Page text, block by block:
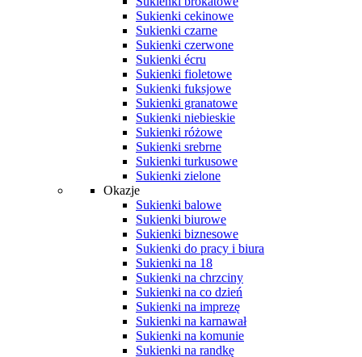
Sukienki cekinowe
Sukienki czarne
Sukienki czerwone
Sukienki écru
Sukienki fioletowe
Sukienki fuksjowe
Sukienki granatowe
Sukienki niebieskie
Sukienki różowe
Sukienki srebrne
Sukienki turkusowe
Sukienki zielone
Okazje
Sukienki balowe
Sukienki biurowe
Sukienki biznesowe
Sukienki do pracy i biura
Sukienki na 18
Sukienki na chrzciny
Sukienki na co dzień
Sukienki na imprezę
Sukienki na karnawał
Sukienki na komunie
Sukienki na randkę